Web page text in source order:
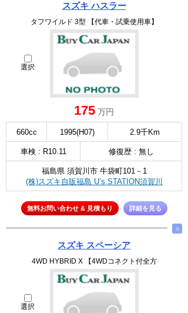
スズキ ハスラー
タフワイルド 3型 【代車・試乗使用車】
選択
175 万円
660cc 1995(H07) 2.9千Km
車検 : R10.11 修復歴 : 無し
福島県 須賀川市 牛袋町101－1
(株)スズキ自販福島 U’s STATION須賀川
無料お問い合わせ & 見積もり 詳細を見る
∧
スズキ スペーシア
4WD HYBRID X 【4WDコネクト付全方
選択